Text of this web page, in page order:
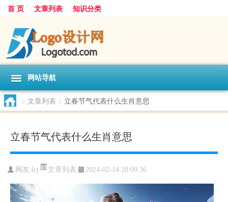
首 页 文章列表 知识分类
网站导航
> 文章列表 > 立春节气代表什么生肖意思
立春节气代表什么生肖意思
网友: lcj 文章列表 2024-02-14 20:09:36